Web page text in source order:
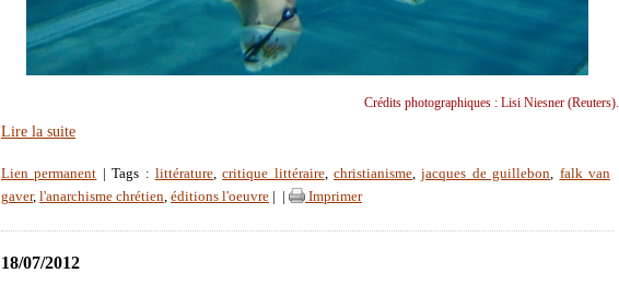
Crédits photographiques : Lisi Niesner (Reuters).
Lire la suite
Lien permanent | Tags : littérature,critique littéraire, christianisme,jacques de guillebon, falk van
gaver, l'anarchisme chrétien, éditions l'oeuvre Imprimer
18/07/2012